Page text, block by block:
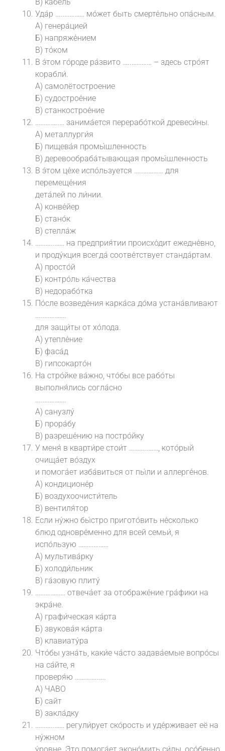
Уда́р …..………… мо́жет быть смерте́льно опа́сным.
А) генера́цией
Б) напряже́нием
В) то́ком
В э́том го́роде ра́звито …..………… – здесь стро́ят
корабли́.
А) самолётостроение
Б) судострое́ние
В) станкострое́ние
…………..… занима́ется перерабо́ткой древеси́ны.
А) металлурги́я
Б) пищева́я промы́шленность
В) деревообраба́тывающая промы́шленность
В э́том це́хе испо́льзуется …..………… для
перемеще́ния
дета́лей по ли́нии.
А) конве́йер
Б) стано́к
В) стелла́ж
………..…… на предприя́тии происхо́дит ежедне́вно,
и проду́кция всегда́ соотве́тствует станда́ртам.
А) просто́й
Б) контро́ль ка́чества
В) недорабо́тка
По́сле возведе́ния карка́са до́ма устана́вливают
…..………….
для защи́ты от хо́лода.
А) утепле́ние
Б) фаса́д
В) гипсокарто́н
На стро́йке ва́жно, что́бы все рабо́ты
выполня́лись согла́сно
…..………….
А) санузлу́
Б) прора́бу
В) разреше́нию на постро́йку
У меня́ в кварти́ре стои́т ………..……, кото́рый
очища́ет во́здух
и помога́ет изба́виться от пы́ли и аллерге́нов.
А) кондиционе́р
Б) воздухоочисти́тель
В) вентиля́тор
Е́сли ну́жно бы́стро пригото́вить не́сколько
блюд одновре́менно для всей семьи́, я
испо́льзую ………………
А) мультива́рку
Б) холоди́льник
В) га́зовую плиту́
……………… отвеча́ет за отображе́ние гра́фики на
экра́не.
А) графи́ческая ка́рта
Б) звукова́я ка́рта
В) клавиату́ра
Что́бы узна́ть, каки́е ча́сто задава́емые вопро́сы
на са́йте, я
проверя́ю …………..….
А) ЧАВО
Б) сайт
В) закла́дку
………..…… регули́рует ско́рость и уде́рживает её на
ну́жном